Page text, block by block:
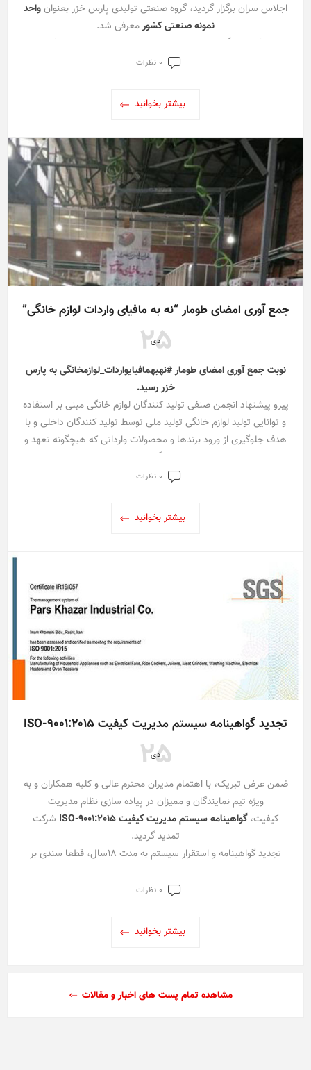
اجلاس سران برگزار گردید، گروه صنعتی تولیدی پارس خزر بعنوانواحد
نمونه صنعتی کشورمعرفی شد.
این افتخار بزرگ را به صنعت کشور، مردم ایران و مشتریان وفادار و
همکاران سخت کوش گروه صنعتی پارس خزر تبریک میگوییم.
0 نظرات
بیشتر بخوانید
جمع آوری امضای طومار “نه به مافیای واردات لوازم خانگی”
25
دی
نوبت جمع آوری امضای طومار #نهبهمافیایواردات_لوازمخانگی به پارس
خزر رسید.
پیرو پیشنهاد انجمن صنفی تولید کنندگان لوازم خانگی مبنی بر استفاده
و توانایی تولید لوازم خانگی تولید ملی توسط تولید کنندگان داخلی و با
هدف جلوگیری از ورود برندها و محصولات وارداتی که هیچگونه تعهد و
الزامی به تولید و عرضه و سرمایه گذاری در ایران را ندارند طوماری تحت
عنوان نه به مافیای واردات لوازم خانگی تهیه و روزهای یکشنبه تا سه
امضای مدیران و کارگران زحمتکش برند ملی و تولید ایرانی پارس خزر
رسید و جهت امضای سایر زحمتکشان این عرصه ارسال گردید.
0 نظرات
بیشتر بخوانید
تجدید گواهینامه سیستم مدیریت کیفیت ISO-9001:2015
25
دی
ضمن عرض تبریک، با اهتمام مدیران محترم عالی و کلیه همکاران و به
ویژه تیم نمایندگان و ممیزان در پیاده سازی نظام مدیریت
کیفیت،گواهینامه سیستم مدیریت کیفیت ISO-9001:2015
شرکت
تمدید گردید.
تجدید گواهینامه و استقرار سیستم به مدت ۱۸سال، قطعا سندی بر
کیفیت است و اهداف سیستم با مشارکت همگانی دستیافتنی بوده
اهداف سازمان هموار خواهد کرد.
به امید اینکه شاهد موفقیت ها و سربلندی روزافزون برای سازمان پارس
0 نظرات
بیشتر بخوانید
مشاهده تمام پست های اخبار و مقالات